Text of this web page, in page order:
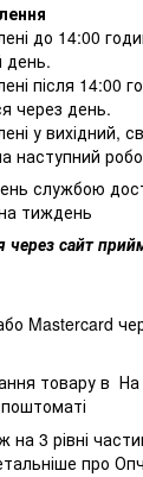
до 14:00
день.
після 14:00
через день.
у вихідний,
наступний
службою
тиждень
через сайт
Mastercard
товару в На
на 3 рівні
про